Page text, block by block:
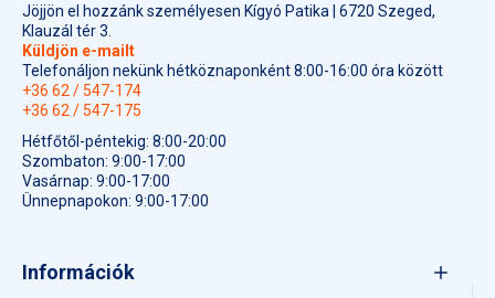
Jöjjön el hozzánk személyesen Kígyó Patika | 6720 Szeged,
Klauzál tér 3.
Küldjön e-mailt
Telefonáljon nekünk hétköznaponként 8:00-16:00 óra között
+36 62 / 547-174
+36 62 / 547-175
Hétfőtől-péntekig: 8:00-20:00
Szombaton: 9:00-17:00
Vasárnap: 9:00-17:00
Ünnepnapokon: 9:00-17:00
Információk